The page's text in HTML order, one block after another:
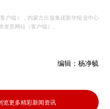
户端），内蒙古出版集团新华报业中心
质网站（客户端）。
编辑： 杨净毓
览更多精彩新闻资讯